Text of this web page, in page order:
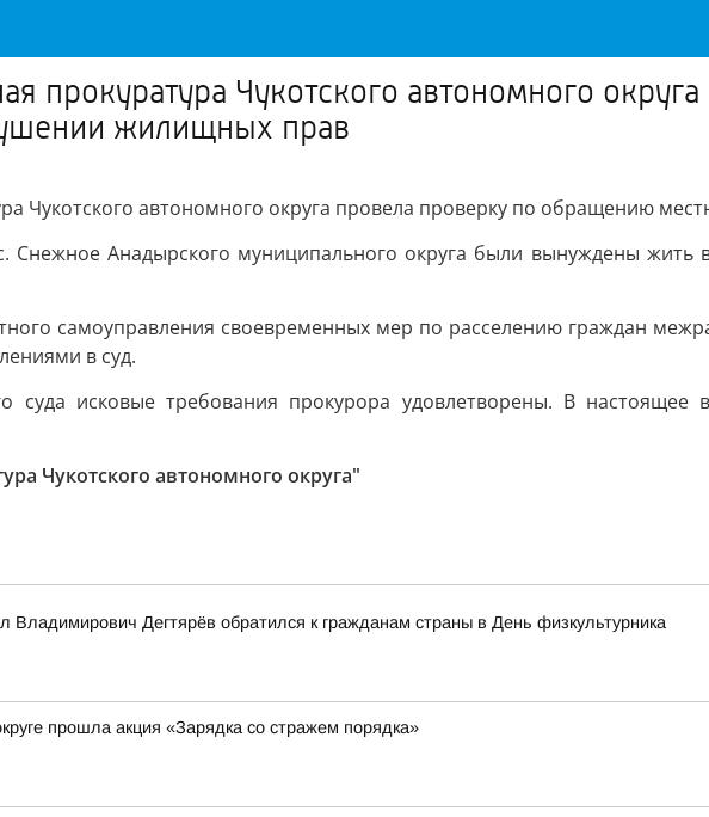
прокуратура Чукотского автономного
жилищных прав
Чукотского автономного округа провела проверку по обращению
Снежное Анадырского муниципального округа были вынуждены
самоуправления своевременных мер по расселению граждан
в суд.
суда исковые требования прокурора удовлетворены. В
Чукотского автономного округа"
Владимирович Дегтярёв обратился к гражданам страны в День физкультурника
прошла акция «Зарядка со стражем порядка»